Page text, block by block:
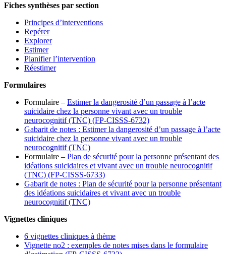
Fiches synthèses par section
Principes d’interventions
Repérer
Explorer
Estimer
Planifier l’intervention
Réestimer
Formulaires
Formulaire – Estimer la dangerosité d’un passage à l’acte
suicidaire chez la personne vivant avec un trouble
neurocognitif (TNC) (FP-CISSS-6732)
Gabarit de notes : Estimer la dangerosité d’un passage à l’acte
suicidaire chez la personne vivant avec un trouble
neurocognitif (TNC)
Formulaire – Plan de sécurité pour la personne présentant des
idéations suicidaires et vivant avec un trouble neurocognitif
(TNC) (FP-CISSS-6733)
Gabarit de notes : Plan de sécurité pour la personne présentant
des idéations suicidaires et vivant avec un trouble
neurocognitif (TNC)
Vignettes cliniques
6 vignettes cliniques à thème
Vignette no2 : exemples de notes mises dans le formulaire